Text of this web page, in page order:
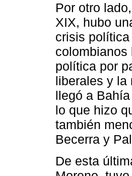
Por otro
XIX, hubo
crisis
colombianos
política por
liberales y la
llegó a
lo que hizo
también
Becerra y
De esta